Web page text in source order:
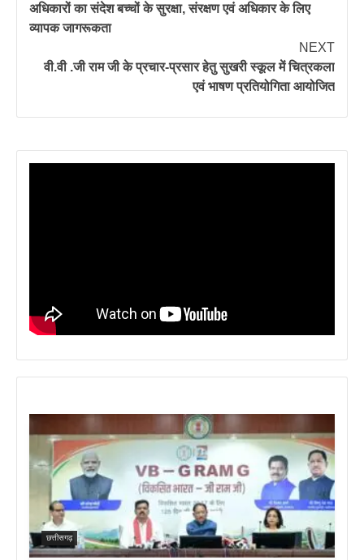
अधिकारों का संदेश बच्चों के सुरक्षा, संरक्षण एवं अधिकार के लिए
व्यापक जागरूकता
NEXT
वी.वी .जी राम जी के प्रचार-प्रसार हेतु सुखरी स्कूल में चित्रकला
एवं भाषण प्रतियोगिता आयोजित
छत्तीसगढ़